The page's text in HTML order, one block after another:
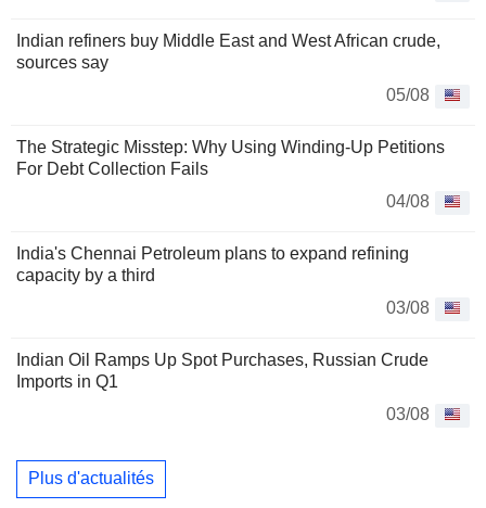
Indian refiners buy Middle East and West African crude,
sources say
05/08
The Strategic Misstep: Why Using Winding-Up Petitions
For Debt Collection Fails
04/08
India's Chennai Petroleum plans to expand refining
capacity by a third
03/08
Indian Oil Ramps Up Spot Purchases, Russian Crude
Imports in Q1
03/08
Plus d'actualités